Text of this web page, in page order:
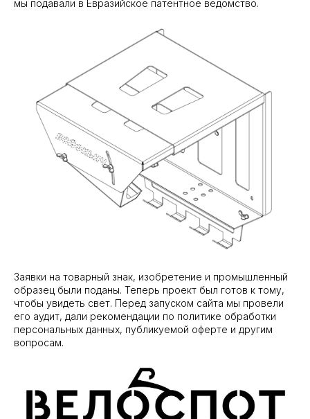
мы подавали в Евразийское патентное ведомство.
Заявки на товарный знак, изобретение и промышленный
образец были поданы. Теперь проект был готов к тому,
чтобы увидеть свет. Перед запуском сайта мы провели
его аудит, дали рекомендации по политике обработки
персональных данных, публикуемой оферте и другим
вопросам.